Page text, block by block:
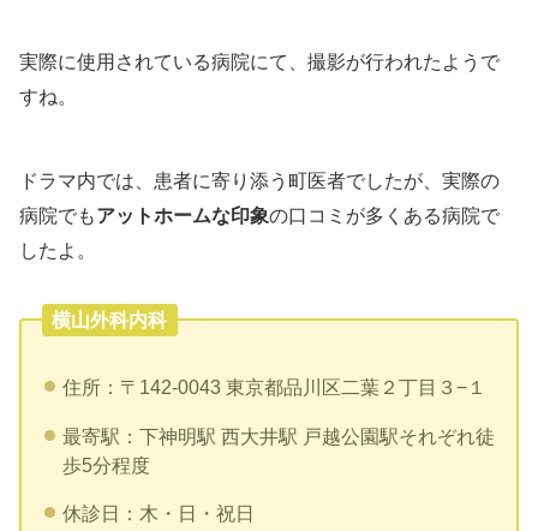
実際に使用されている病院にて、撮影が行われたようで
すね。
ドラマ内では、患者に寄り添う町医者でしたが、実際の
病院でもアットホームな印象の口コミが多くある病院で
したよ。
横山外科内科
住所：〒142-0043 東京都品川区二葉２丁目３−１
最寄駅：下神明駅 西大井駅 戸越公園駅それぞれ徒
歩5分程度
休診日：木・日・祝日